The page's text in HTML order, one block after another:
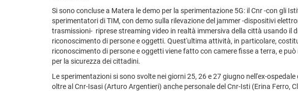
Si sono concluse a Matera le demo per la sperimentazione 5G: il Cnr -con gli
sperimentatori di TIM, con demo sulla rilevazione del jammer -dispositivi
trasmissioni- riprese streaming video in realtà immersiva della città usando il
riconoscimento di persone e oggetti. Quest'ultima attività, in particolare,
riconoscimento di persone e oggetti viene fatto con camere fisse a terra, e
per la sicurezza dei cittadini.
Le sperimentazioni si sono svolte nei giorni 25, 26 e 27 giugno nell'ex-
oltre al Cnr-Isasi (Arturo Argentieri) anche personale del Cnr-Isti (Erina Ferro,